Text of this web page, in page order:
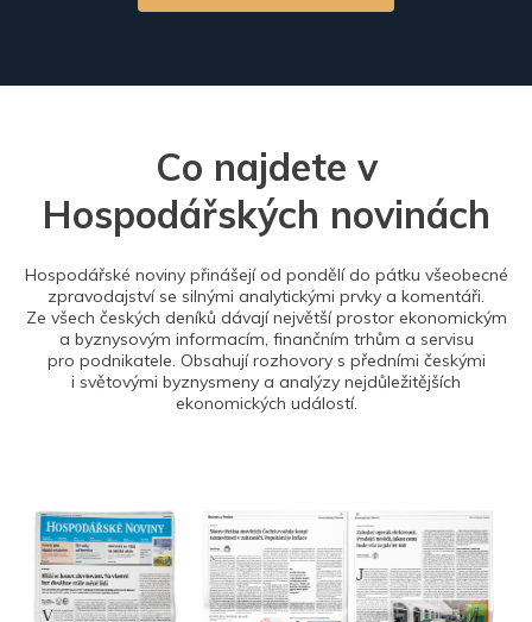
Co najdete v
Hospodářských novinách
Hospodářské noviny přinášejí od pondělí do pátku všeobecné
zpravodajství se silnými analytickými prvky a komentáři.
Ze všech českých deníků dávají největší prostor ekonomickým
a byznysovým informacím, finančním trhům a servisu
pro podnikatele. Obsahují rozhovory s předními českými
i světovými byznysmeny a analýzy nejdůležitějších
ekonomických událostí.